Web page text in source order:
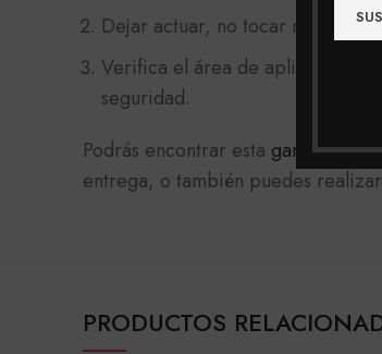
Dejar actuar, no tocar ni mojar la
Verifica el área de aplicación.
seguridad.
Podrás encontrar esta gama de
entrega, o también puedes
PRODUCTOS